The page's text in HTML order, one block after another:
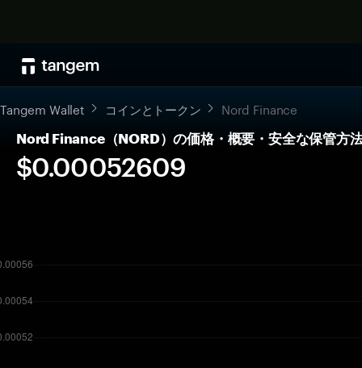
Tangem Wallet コインとトークン Nord Finance
Nord Finance（NORD）の価格・概要・安全な保管方
$0.00052609